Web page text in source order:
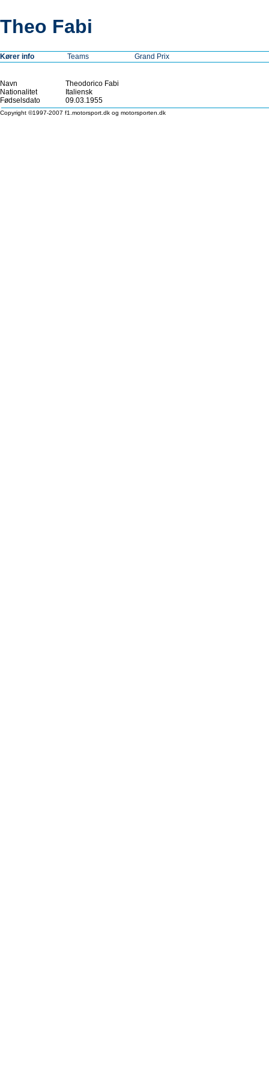
Theo Fabi
Kører info Teams Grand Prix
Navn
Theodorico Fabi
Nationalitet
Italiensk
Fødselsdato
09.03.1955
Copyright ©1997-2007 f1.motorsport.dk og motorsporten.dk